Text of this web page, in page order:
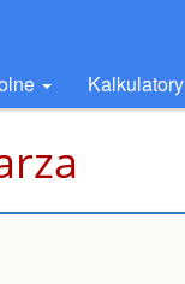
Kalkulatory